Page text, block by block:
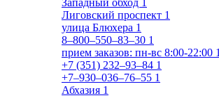
Западный обход 1
Лиговский проспект 1
улица Блюхера 1
8‒800‒550‒83‒30 1
прием заказов: пн-вс 8:00-22:00 1
+7 (351) 232‒93‒84 1
+7‒930‒036‒76‒55 1
Абхазия 1